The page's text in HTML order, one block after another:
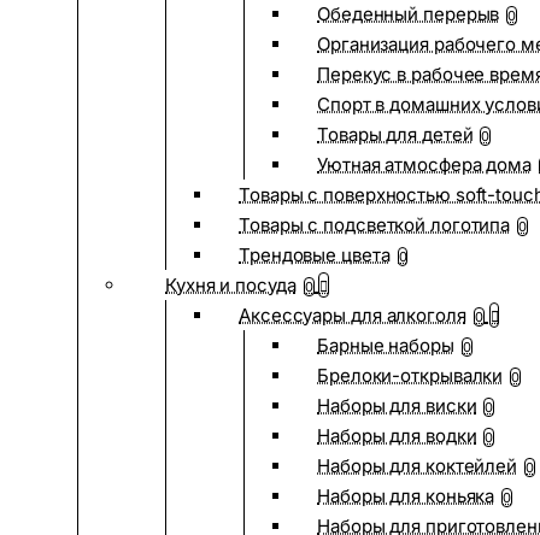
Обеденный перерыв 0
Организация рабочего
Перекус в рабочее
Спорт в домашних
Товары для детей 0
Уютная атмосфера дома
Товары с поверхностью soft-
Товары с подсветкой логотипа 0
Трендовые цвета 0
Кухня и посуда 0
Аксессуары для алкоголя 0
Барные наборы 0
Брелоки-открывалки 0
Наборы для виски 0
Наборы для водки 0
Наборы для коктейлей 0
Наборы для коньяка 0
Наборы для